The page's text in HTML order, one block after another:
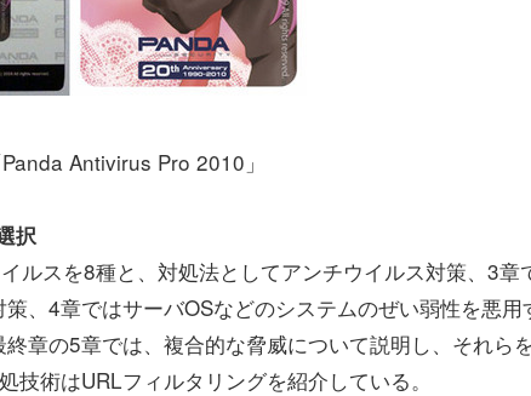
Antivirus Pro 2010」
択
ルスを8種と、対処法としてアンチウイルス対策、3章
、4章ではサーバOSなどのシステムのぜい弱性を悪用
章の5章では、複合的な脅威について説明し、それら
術はURLフィルタリングを紹介している。